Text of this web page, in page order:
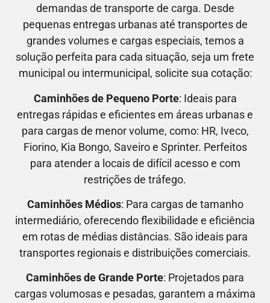
demandas de transporte de carga. Desde
pequenas entregas urbanas até transportes de
grandes volumes e cargas especiais, temos a
solução perfeita para cada situação, seja um frete
municipal ou intermunicipal, solicite sua cotação:
Caminhões de Pequeno Porte: Ideais para
entregas rápidas e eficientes em áreas urbanas e
para cargas de menor volume, como: HR, Iveco,
Fiorino, Kia Bongo, Saveiro e Sprinter. Perfeitos
para atender a locais de difícil acesso e com
restrições de tráfego.
Caminhões Médios: Para cargas de tamanho
intermediário, oferecendo flexibilidade e eficiência
em rotas de médias distâncias. São ideais para
transportes regionais e distribuições comerciais.
Caminhões de Grande Porte: Projetados para
cargas volumosas e pesadas, garantem a máxima